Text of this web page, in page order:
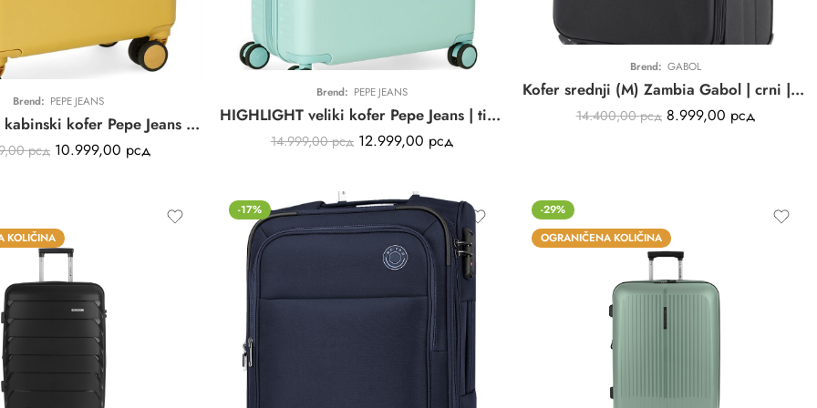
Brend: PEPE JEANS
HIGHLIGHT kabinski kofer Pepe Jeans | žuti | PROŠIRIV | ABS
рсд 10.999,00 рсд
Brend: PEPE JEANS
HIGHLIGHT veliki kofer Pepe Jeans | tirkizni | PROŠIRIV | ABS
14.999,00рсд 12.999,00 рсд
Brend: GABOL
Kofer srednji (M) Zambia Gabol | crni | poliester
14.400,00рсд 8.999,00 рсд
KOLIČINA
-17%
-29%
OGRANIČENA KOLIČINA
01 25